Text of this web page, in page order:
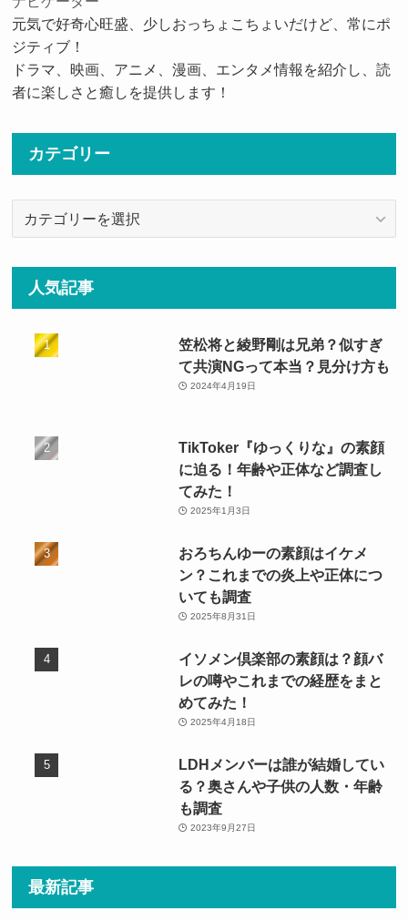
元気で好奇心旺盛、少しおっちょこちょいだけど、常にポ
ジティブ！
ドラマ、映画、アニメ、漫画、エンタメ情報を紹介し、読
者に楽しさと癒しを提供します！
カテゴリー
人気記事
笠松将と綾野剛は兄弟？似すぎ
て共演NGって本当？見分け方も
2024年4月19日
TikToker『ゆっくりな』の素顔
に迫る！年齢や正体など調査し
てみた！
2025年1月3日
おろちんゆーの素顔はイケメ
ン？これまでの炎上や正体につ
いても調査
2025年8月31日
イソメン倶楽部の素顔は？顔バ
レの噂やこれまでの経歴をまと
めてみた！
2025年4月18日
LDHメンバーは誰が結婚してい
る？奥さんや子供の人数・年齢
も調査
2023年9月27日
最新記事